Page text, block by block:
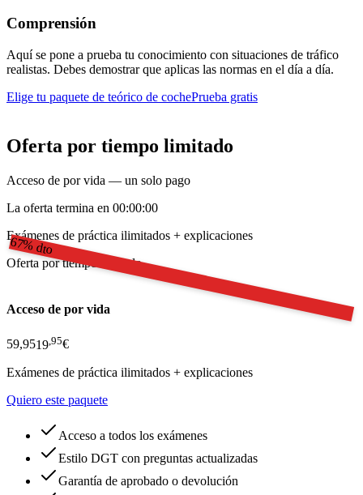
Comprensión
Aquí se pone a prueba tu conocimiento con situaciones de tráfico
realistas. Debes demostrar que aplicas las normas en el día a día.
Elige tu paquete de teórico de cochePrueba gratis
Oferta por tiempo limitado
Acceso de por vida — un solo pago
La oferta termina en 00:00:00
Exámenes de práctica ilimitados + explicaciones
Oferta por tiempo limitado
67% dto
Acceso de por vida
59,9519 95€
Exámenes de práctica ilimitados + explicaciones
Quiero este paquete
Acceso a todos los exámenes
Estilo DGT con preguntas actualizadas
Garantía de aprobado o devolución